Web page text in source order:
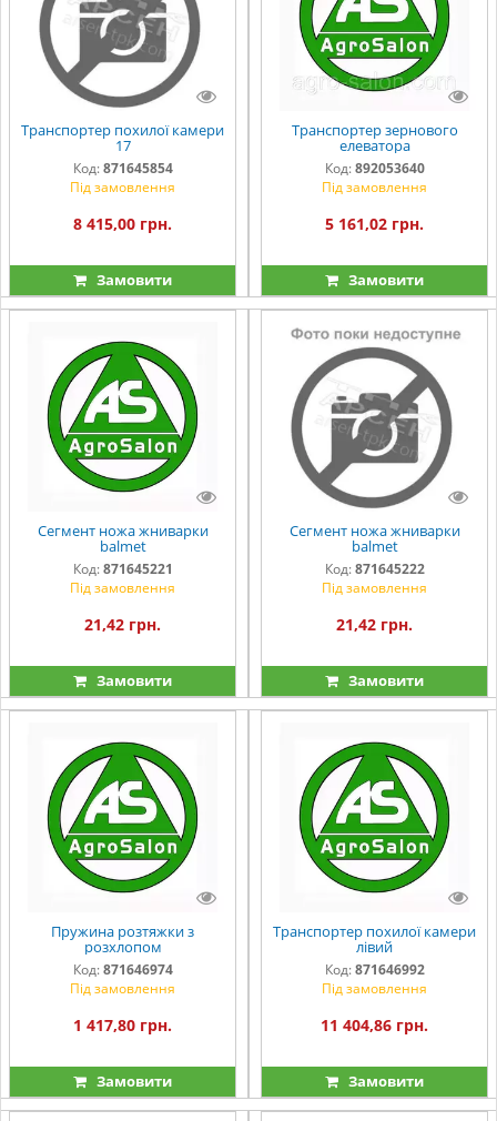
Транспортер похилої камери
17
Код: 871645854
Під замовлення
8 415,00 грн.
Замовити
Транспортер зернового
елеватора
Код: 892053640
Під замовлення
5 161,02 грн.
Замовити
Сегмент ножа жниварки
balmet
Код: 871645221
Під замовлення
21,42 грн.
Замовити
Сегмент ножа жниварки
balmet
Код: 871645222
Під замовлення
21,42 грн.
Замовити
Пружина розтяжки з
розхлопом
Код: 871646974
Під замовлення
1 417,80 грн.
Замовити
Транспортер похилої камери
лівий
Код: 871646992
Під замовлення
11 404,86 грн.
Замовити